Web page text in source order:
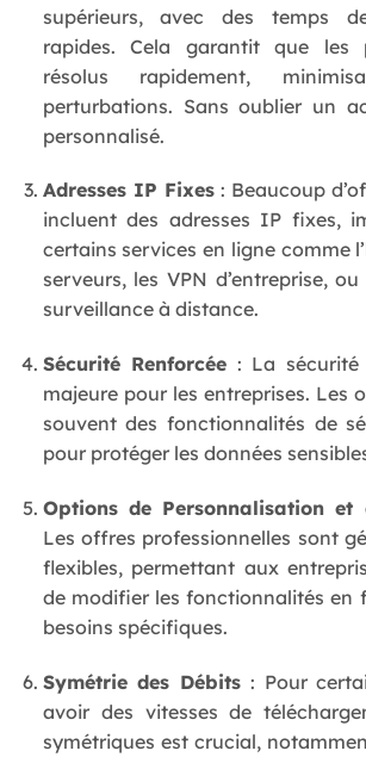
supérieurs, avec des temps
rapides. Cela garantit que les
résolus rapidement,
perturbations. Sans oublier un
personnalisé.
Adresses IP Fixes: Beaucoup
incluent des adresses IP fixes,
certains services en ligne comme
serveurs, les VPN d’entreprise,
surveillance à distance.
Sécurité Renforcée : La
majeure pour les entreprises. Les
souvent des fonctionnalités de
pour protéger les données
Options de Personnalisation et
Les offres professionnelles sont
flexibles, permettant aux
de modifier les fonctionnalités en
besoins spécifiques.
Symétrie des Débits : Pour
avoir des vitesses de
symétriques est crucial,